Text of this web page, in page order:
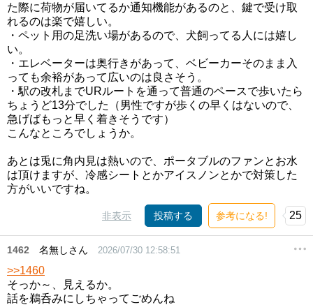
た際に荷物が届いてるか通知機能があるのと、鍵で受け取
れるのは楽で嬉しい。
・ペット用の足洗い場があるので、犬飼ってる人には嬉し
い。
・エレベーターは奥行きがあって、ベビーカーそのまま入
っても余裕があって広いのは良さそう。
・駅の改札までURルートを通って普通のペースで歩いたら
ちょうど13分でした（男性ですが歩くの早くはないので、
急げばもっと早く着きそうです）
こんなところでしょうか。
あとは兎に角内見は熱いので、ポータブルのファンとお水
は頂けますが、冷感シートとかアイスノンとかで対策した
方がいいですね。
非表示 投稿する 参考になる! 25
1462 名無しさん 2026/07/30 12:58:51
>>1460
そっか～、見えるか。
話を鵜呑みにしちゃってごめんね